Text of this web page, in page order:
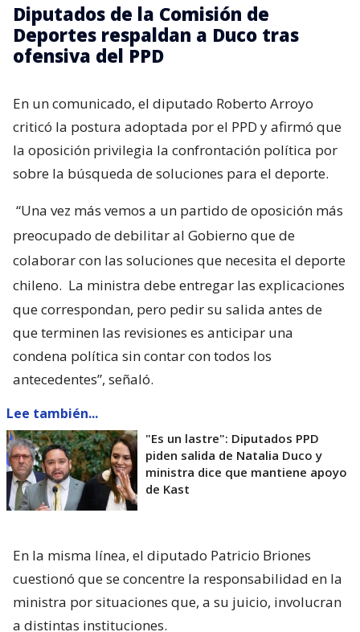
Diputados de la Comisión de
Deportes respaldan a Duco tras
ofensiva del PPD
En un comunicado, el diputado Roberto Arroyo
criticó la postura adoptada por el PPD y afirmó que
la oposición privilegia la confrontación política por
sobre la búsqueda de soluciones para el deporte.
“Una vez más vemos a un partido de oposición más
preocupado de debilitar al Gobierno que de
colaborar con las soluciones que necesita el deporte
chileno. La ministra debe entregar las explicaciones
que correspondan, pero pedir su salida antes de
que terminen las revisiones es anticipar una
condena política sin contar con todos los
antecedentes”, señaló.
Lee también...
"Es un lastre": Diputados PPD
piden salida de Natalia Duco y
ministra dice que mantiene apoyo
de Kast
En la misma línea, el diputado Patricio Briones
cuestionó que se concentre la responsabilidad en la
ministra por situaciones que, a su juicio, involucran
a distintas instituciones.